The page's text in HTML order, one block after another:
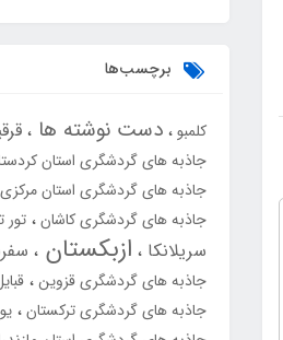
برچسب‌ها
کلمبو دست نوشته ها
جاذبه های گردشگری استان
جاذبه های گردشگری استان
جاذبه های گردشگری کاشان
سریلانکا ازبکستان
جاذبه های گردشگری قزوین
جاذبه های گردشگری ترکستان